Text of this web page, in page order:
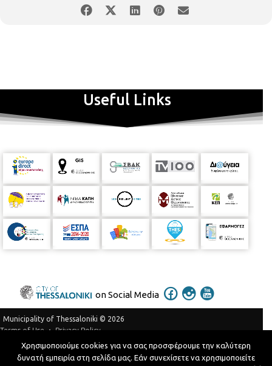
Useful Links
on Social Media
Municipality of Thessaloniki © 2026
Terms of Use
Privacy Policy
Telephone Catalog
Χρησιμοποιούμε cookies για να σας προσφέρουμε την καλύτερη
δυνατή εμπειρία στη σελίδα μας. Εάν συνεχίσετε να χρησιμοποιείτε